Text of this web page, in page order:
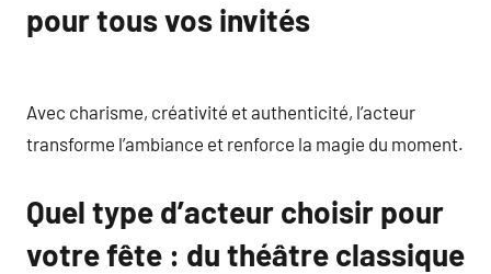
pour tous vos invités
Avec charisme, créativité et authenticité, l’acteur
transforme l’ambiance et renforce la magie du moment.
Quel type d’acteur choisir pour
votre fête : du théâtre classique